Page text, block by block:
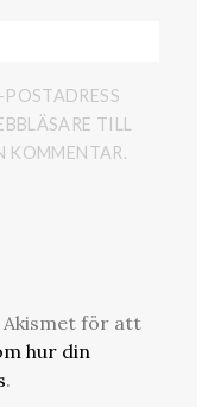
TILL
KOMMENTAR.
Akismet för att
hur din
.